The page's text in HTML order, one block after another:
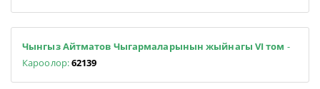
Чынгыз Айтматов Чыгармаларынын жыйнагы VI том -
Кароолор:62139